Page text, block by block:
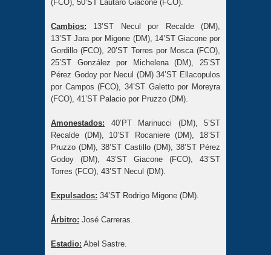
(FCO), 50’ST Lautaro Giacone (FCO).
Cambios: 13’ST Necul por Recalde (DM),
13’ST Jara por Migone (DM), 14’ST Giacone por
Gordillo (FCO), 20’ST Torres por Mosca (FCO),
25’ST González por Michelena (DM), 25’ST
Pérez Godoy por Necul (DM) 34’ST Ellacopulos
por Campos (FCO), 34’ST Galetto por Moreyra
(FCO), 41’ST Palacio por Pruzzo (DM).
Amonestados: 40’PT Marinucci (DM), 5’ST
Recalde (DM), 10’ST Rocaniere (DM), 18’ST
Pruzzo (DM), 38’ST Castillo (DM), 38’ST Pérez
Godoy (DM), 43’ST Giacone (FCO), 43’ST
Torres (FCO), 43’ST Necul (DM).
Expulsados: 34’ST Rodrigo Migone (DM).
Árbitro: José Carreras.
Estadio: Abel Sastre.